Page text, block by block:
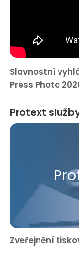
Slavnostní
Press Photo
Protext
Zveřejnění